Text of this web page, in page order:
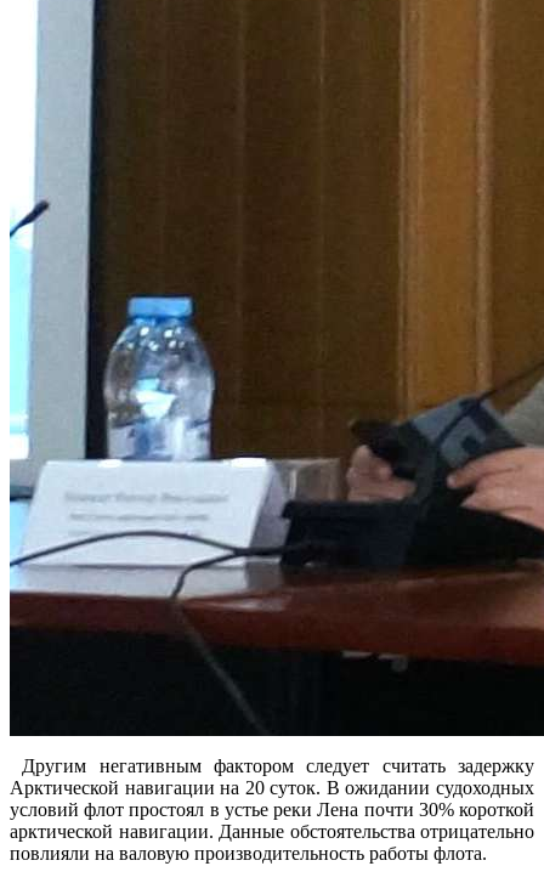
Другим негативным фактором следует считать задержку
Арктической навигации на 20 суток. В ожидании судоходных
условий флот простоял в устье реки Лена почти 30% короткой
арктической навигации. Данные обстоятельства отрицательно
повлияли на валовую производительность работы флота.